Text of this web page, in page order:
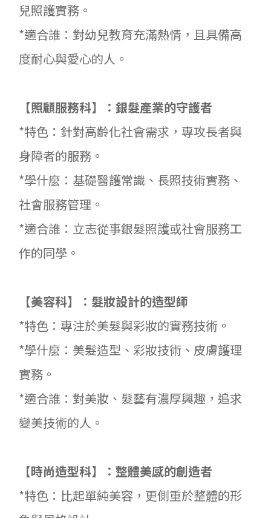
兒照護實務。
*適合誰：對幼兒教育充滿熱情，且具備高
度耐心與愛心的人。
【照顧服務科】：銀髮產業的守護者
*特色：針對高齡化社會需求，專攻長者與
身障者的服務。
*學什麼：基礎醫護常識、長照技術實務、
社會服務管理。
*適合誰：立志從事銀髮照護或社會服務工
作的同學。
【美容科】：髮妝設計的造型師
*特色：專注於美髮與彩妝的實務技術。
*學什麼：美髮造型、彩妝技術、皮膚護理
實務。
*適合誰：對美妝、髮藝有濃厚興趣，追求
變美技術的人。
【時尚造型科】：整體美感的創造者
*特色：比起單純美容，更側重於整體的形